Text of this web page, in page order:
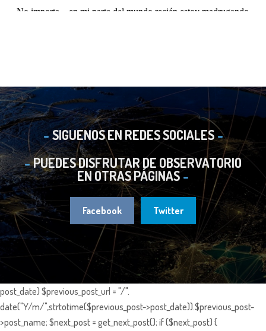
SIGUENOS EN REDES SOCIALES
PUEDES DISFRUTAR DE OBSERVATORIO
EN OTRAS PÁGINAS
Facebook Twitter
post_date) $previous_post_url = "/".
date("Y/m/",strtotime($previous_post->post_date)).$previous_post-
>post_name; $next_post = get_next_post(); if ($next_post) {